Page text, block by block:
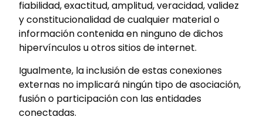
fiabilidad, exactitud, amplitud, veracidad, validez
y constitucionalidad de cualquier material o
información contenida en ninguno de dichos
hipervínculos u otros sitios de internet.
Igualmente, la inclusión de estas conexiones
externas no implicará ningún tipo de asociación,
fusión o participación con las entidades
conectadas.